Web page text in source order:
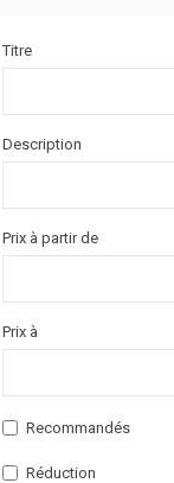
Titre
Description
Prix à partir de
Prix à
Recommandés
Réduction